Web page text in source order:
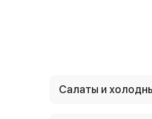
Салаты и